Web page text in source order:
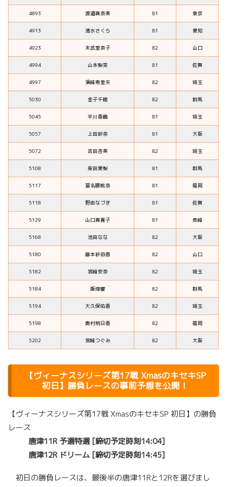
4893 渡邉真奈美 B1 東京
4913 清水さくら B1 愛知
4923 末武里奈子 B2 山口
4994 山本梨菜 B1 佐賀
4997 濱崎寿里矢 B2 埼玉
5030 金子千穂 B2 群馬
5045 平川香織 B1 埼玉
5057 上田紗奈 B1 大阪
5072 吉田杏美 B2 埼玉
5108 柴田愛梨 B1 群馬
5117 冨名腰桃奈 B1 福岡
5118 野田なづき B1 佐賀
5129 山口真喜子 B1 長崎
5168 池田なな B2 大阪
5180 藤本紗弥香 B2 山口
5182 宮崎安奈 B2 埼玉
5184 飯塚響 B2 群馬
5194 大久保佑香 B2 埼玉
5198 奥村明日香 B2 福岡
5202 宮崎つぐみ B2 大阪
【ヴィーナスシリーズ第17戦 XmasのキセキSP
初日】勝負レースの事前予想を公開！
【ヴィーナスシリーズ第17戦 XmasのキセキSP 初日】の勝負
レース
唐津11R 予選特選 [締切予定時刻14:04]
唐津12R ドリーム [締切予定時刻14:45]
初日の勝負レースは、最後半の唐津11Rと12Rを選びまし